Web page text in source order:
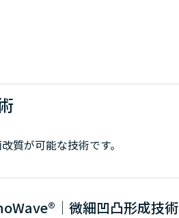
質が可能な技術です。
微細凹凸形成技術